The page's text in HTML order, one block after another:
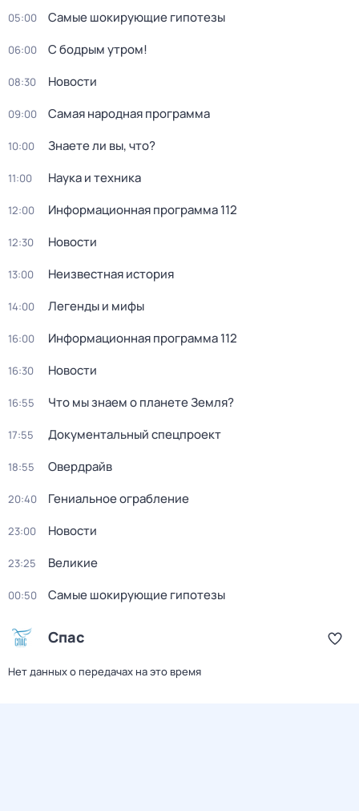
05:00 Самые шoкиpующие гипотезы
06:00 С бодрым утром!
08:30 Новости
09:00 Самая народная программа
10:00 Знаете ли вы, что?
11:00 Наука и техника
12:00 Информационная программа 112
12:30 Новости
13:00 Неизвестная история
14:00 Легенды и мифы
16:00 Информационная программа 112
16:30 Новости
16:55 Что мы знаем о планете Земля?
17:55 Документальный спецпроект
18:55 Овердрайв
20:40 Гениальное ограбление
23:00 Новости
23:25 Великие
00:50 Самые шoкиpующие гипотезы
Спас
Нет данных о передачах на это время